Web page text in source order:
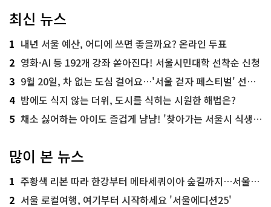
최신 뉴스
1 내년 서울 예산, 어디에 쓰면 좋을까요? 온라인 투표
2 영화·AI 등 192개 강좌 쏟아진다! 서울시민대학 선착순 신청
3 9월 20일, 차 없는 도심 걸어요…'서울 걷자 페스티벌' 선착순 5천명
4 밤에도 식지 않는 더위, 도시를 식히는 시원한 해법은?
5 채소 싫어하는 아이도 즐겁게 냠냠! '찾아가는 서울시 식생활 교육' 현장
많이 본 뉴스
1 주황색 리본 따라 한강부터 메타세쿼이아 숲길까지…서울둘레길 15코스
2 서울 로컬여행, 여기부터 시작하세요 '서울에디션25'